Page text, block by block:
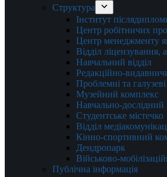
Структура
Інститут
Центр робітничих
Центр менеджменту
Відділ ліцензування,
Навчальний відділ
Редакційно-
Проблемні та
Музейний комплекс
Навчально-
Студентське містечко
Відділ
Кінно-спортивний
Дендропарк
Військово-
Публічна інформація